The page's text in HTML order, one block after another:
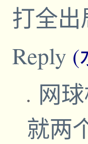
打全出
Reply (
网
就两